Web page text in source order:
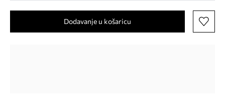
Dodavanje u košaricu